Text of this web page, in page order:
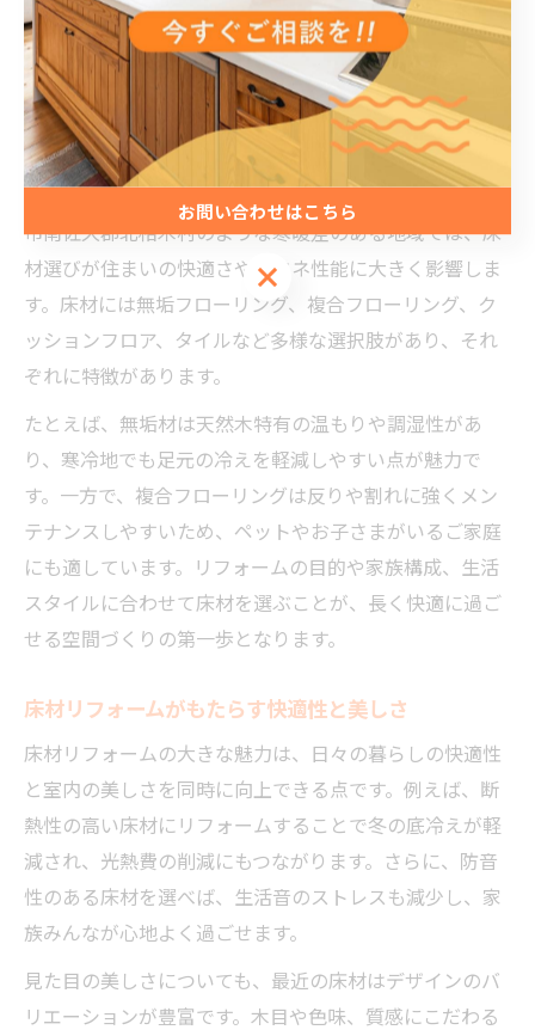
理想空間へ導く床材リフォームの魅力
とは
リフォームで叶える理想の床材空間づくり
リフォームを検討する際に「どんな床材を選べば理想の
空間になるのか」と悩む方は多いでしょう。長野県松本
市南佐久郡北相木村のような寒暖差のある地域では、床
材選びが住まいの快適さや省エネ性能に大きく影響しま
す。床材には無垢フローリング、複合フローリング、ク
ッションフロア、タイルなど多様な選択肢があり、それ
ぞれに特徴があります。
たとえば、無垢材は天然木特有の温もりや調湿性があ
り、寒冷地でも足元の冷えを軽減しやすい点が魅力で
す。一方で、複合フローリングは反りや割れに強くメン
テナンスしやすいため、ペットやお子さまがいるご家庭
にも適しています。リフォームの目的や家族構成、生活
スタイルに合わせて床材を選ぶことが、長く快適に過ご
せる空間づくりの第一歩となります。
床材リフォームがもたらす快適性と美しさ
床材リフォームの大きな魅力は、日々の暮らしの快適性
と室内の美しさを同時に向上できる点です。例えば、断
熱性の高い床材にリフォームすることで冬の底冷えが軽
減され、光熱費の削減にもつながります。さらに、防音
性のある床材を選べば、生活音のストレスも減少し、家
族みんなが心地よく過ごせます。
見た目の美しさについても、最近の床材はデザインのバ
リエーションが豊富です。木目や色味、質感にこだわる
お問い合わせはこちら
お問い合わせはこちら